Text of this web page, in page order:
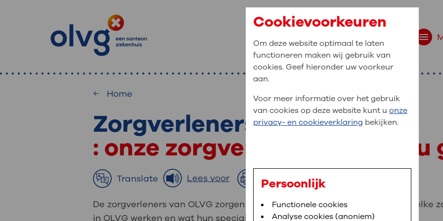
Primaire website navigatie
Home
Afdelingen
: waar bent u naar op
Zoekwoorden
Veel gezocht:Bloedafname,MijnOLVG,Digitalisering
MijnOLVG
: veilig en online uw medische gegevens
inzien
MijnOLVG is het patiëntenportaal van OLVG. In MijnOLVG kunt u uw medische
gegevens zien. Op elk moment, wanneer het u uitkomt. OLVG breidt MijnOLVG
Home
Zorgverleners
: onze zorgverleners helpen u
Translate Lees voor Afdrukken
De zorgverleners van OLVG zorgen goed voor u. U vindt op deze pagina welke
in OLVG werken en wat hun specialisme is.
Cookievoorkeuren
Om deze website optimaal te laten
functioneren maken wij gebruik van
cookies. Geef hieronder uw voorkeur
aan.
Voor meer informatie over het gebruik
van cookies op deze website kunt u onze
privacy- en cookieverklaring bekijken.
Persoonlijk
Functionele cookies
Analyse cookies (anoniem)